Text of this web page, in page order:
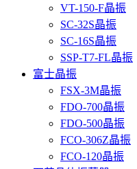
VT-150-F晶振
SC-32S晶振
SC-16S晶振
SSP-T7-FL晶振
富士晶振
FSX-3M晶振
FDO-700晶振
FDO-500晶振
FCO-306Z晶振
FCO-120晶振